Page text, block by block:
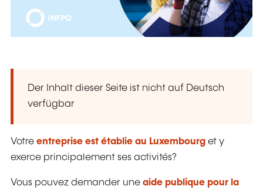
Der Inhalt dieser Seite ist nicht auf Deutsch
verfügbar
Votre entreprise est établie au Luxembourg et y
exerce principalement ses activités?
Vous pouvez demander une aide publique pour la